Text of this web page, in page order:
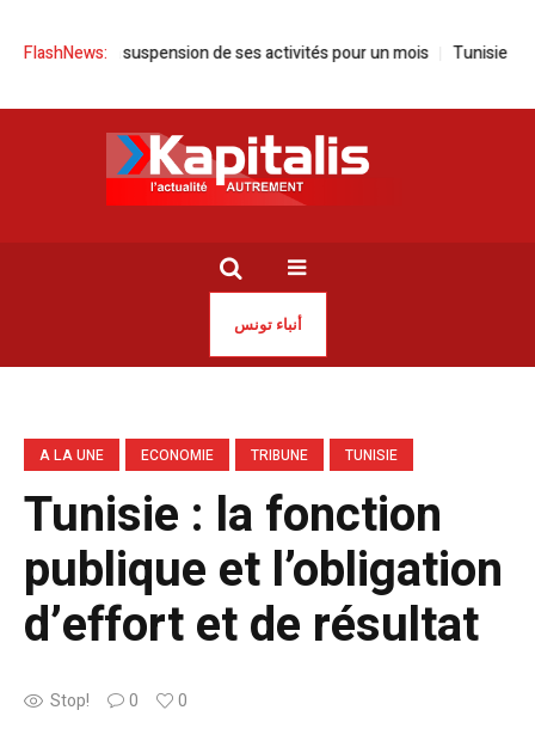
FlashNews:
la suspension de ses activités pour un mois Tunisie | Sayed
أنباء تونس
A LA UNE ECONOMIE TRIBUNE TUNISIE
Tunisie : la fonction
publique et l’obligation
d’effort et de résultat
Stop! 0 0